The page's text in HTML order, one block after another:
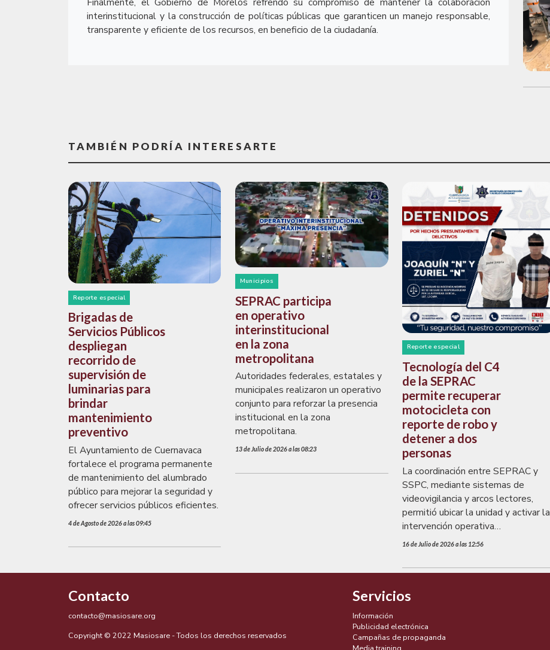
Finalmente, el Gobierno de Morelos refrendó su compromiso de mantener la colaboración
interinstitucional y la construcción de políticas públicas que garanticen un manejo responsable,
transparente y eficiente de los recursos, en beneficio de la ciudadanía.
TAMBIÉN PODRÍA INTERESARTE
Reporte especial
Brigadas de
Servicios Públicos
despliegan
recorrido de
supervisión de
luminarias para
brindar
mantenimiento
preventivo
El Ayuntamiento de Cuernavaca
fortalece el programa permanente
de mantenimiento del alumbrado
público para mejorar la seguridad y
ofrecer servicios públicos eficientes.
4 de Agosto de 2026 a las 09:45
Municipios
SEPRAC participa
en operativo
interinstitucional
en la zona
metropolitana
Autoridades federales, estatales y
municipales realizaron un operativo
conjunto para reforzar la presencia
institucional en la zona
metropolitana.
13 de Julio de 2026 a las 08:23
Reporte especial
Tecnología del C4
de la SEPRAC
permite recuperar
motocicleta con
reporte de robo y
detener a dos
personas
La coordinación entre SEPRAC y
SSPC, mediante sistemas de
videovigilancia y arcos lectores,
permitió ubicar la unidad y activar la
intervención operativa
correspondiente.
16 de Julio de 2026 a las 12:56
Contacto
contacto@masiosare.org
Copyright © 2022 Masiosare - Todos los derechos reservados
Servicios
Información
Publicidad electrónica
Campañas de propaganda
Media training